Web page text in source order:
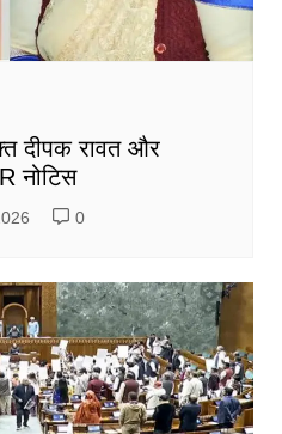
दीपक रावत और
नोटिस
0